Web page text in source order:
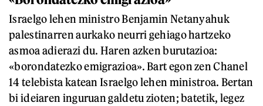
Israelgo lehen ministro Benjamin Netanyahuk
palestinarren aurkako neurri gehiago hartzeko
asmoa adierazi du. Haren azken burutazioa:
«borondatezko emigrazioa». Bart egon zen Chanel
14 telebista katean Israelgo lehen ministroa. Bertan
bi ideiaren inguruan galdetu zioten; batetik, legez